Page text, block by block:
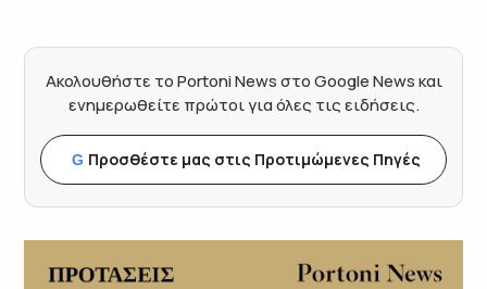
Ακολουθήστε το Portoni News στο Google News και
ενημερωθείτε πρώτοι για όλες τις ειδήσεις.
G Προσθέστε μας στις Προτιμώμενες Πηγές